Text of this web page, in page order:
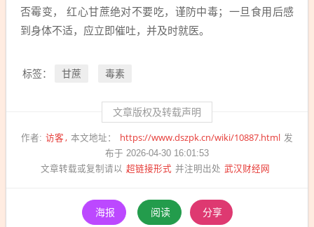
否霉变， 红心甘蔗绝对不要吃，谨防中毒；一旦食用后感
到身体不适，应立即催吐，并及时就医。
标签： 甘蔗 毒素
文章版权及转载声明
作者: 访客 本文地址： https://www.dszpk.cn/wiki/10887.html 发
布于 2026-04-30 16:01:53
文章转载或复制请以 超链接形式 并注明出处 武汉财经网
海报 阅读 分享